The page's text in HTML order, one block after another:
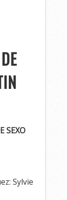
SEXO
Sylvie